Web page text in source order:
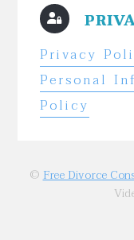
Privacy
Personal
Policy
©Free Divorce